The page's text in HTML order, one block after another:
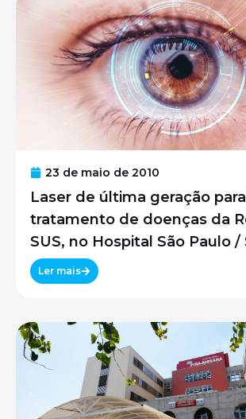
23 de maio de 2010
Laser de última geração para
tratamento de doenças da
SUS, no Hospital São Paulo /
UNIFESP
Ler mais